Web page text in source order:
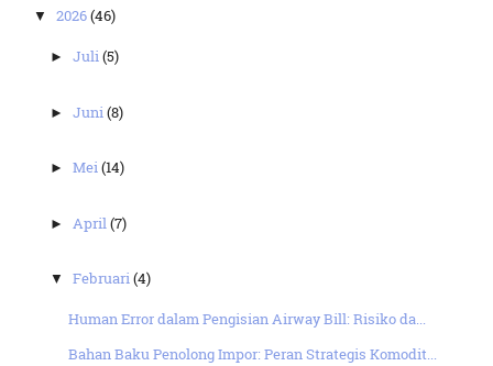
▼ 2026(46)
►Juli(5)
►Juni(8)
►Mei(14)
► April(7)
▼Februari(4)
Human Error dalam Pengisian Airway Bill: Risiko da...
Bahan Baku Penolong Impor: Peran Strategis Komodit...